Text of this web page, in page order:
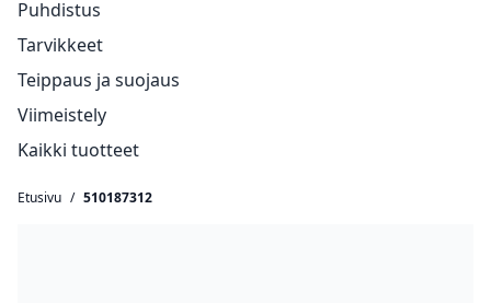
Puhdistus
Tarvikkeet
Teippaus ja suojaus
Viimeistely
Kaikki tuotteet
Etusivu / 510187312